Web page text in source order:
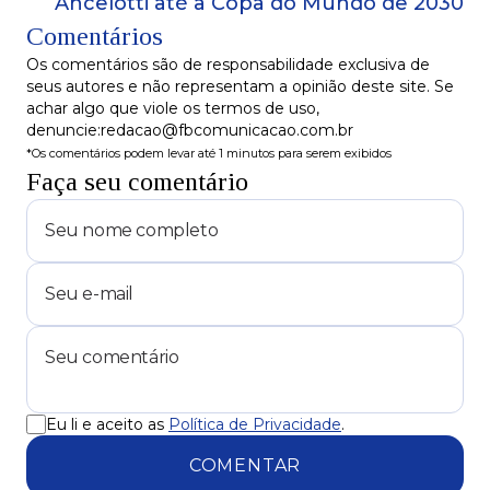
Comentários
Os comentários são de responsabilidade exclusiva de
seus autores e não representam a opinião deste site. Se
achar algo que viole os termos de uso,
denuncie:redacao@fbcomunicacao.com.br
*Os comentários podem levar até 1 minutos para serem exibidos
Faça seu comentário
Eu li e aceito as Política de Privacidade.
COMENTAR